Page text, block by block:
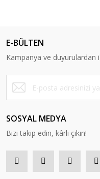
E-BÜLTEN
Kampanya ve duyurulardan
SOSYAL MEDYA
Bizi takip edin, kârlı çıkın!